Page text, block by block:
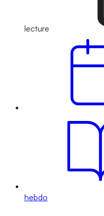
lecture
hebdo